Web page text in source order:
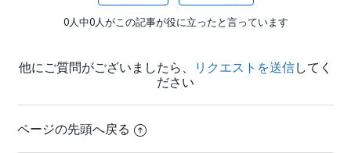
0人中0人がこの記事が役に立ったと言っています
他にご質問がございましたら、 リクエストを送信してく
ださい
ページの先頭へ戻る